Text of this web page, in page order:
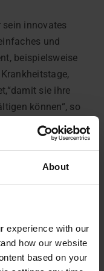
About
experience with our
how our website
based on your
sein innovates
und
beispielsweise
sie ihre
können“, so